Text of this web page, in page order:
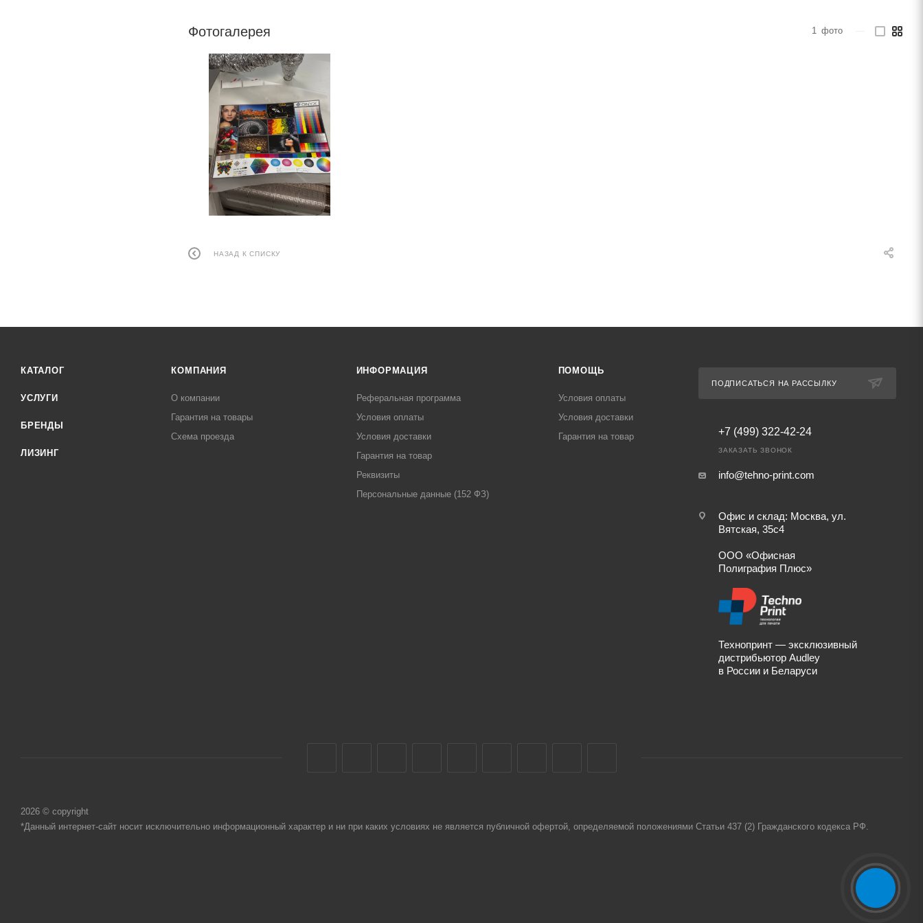
Фотогалерея 1 фото
НАЗАД К СПИСКУ
КАТАЛОГ
УСЛУГИ
БРЕНДЫ
ЛИЗИНГ
КОМПАНИЯ
О компании
Гарантия на товары
Схема проезда
ИНФОРМАЦИЯ
Реферальная программа
Условия оплаты
Условия доставки
Гарантия на товар
Реквизиты
Персональные данные (152 ФЗ)
ПОМОЩЬ
Условия оплаты
Условия доставки
Гарантия на товар
ПОДПИСАТЬСЯ НА РАССЫЛКУ
+7 (499) 322-42-24
ЗАКАЗАТЬ ЗВОНОК
info@tehno-print.com
Офис и склад: Москва, ул.
Вятская, 35с4
ООО «Офисная
Полиграфия Плюс»
Технопринт — эксклюзивный
дистрибьютор Audley
в России и Беларуси
2026 © copyright
*Данный интернет-сайт носит исключительно информационный характер и ни при каких условиях не является публичной офертой, определяемой положениями Статьи 437 (2) Гражданского кодекса РФ.